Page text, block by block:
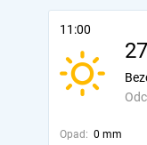
11:00
Opad: 0 mm